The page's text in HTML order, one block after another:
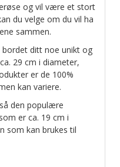
og vil være et stort
du velge om du vil ha
sammen.
bordet ditt noe unikt og
29 cm i diameter,
er de 100%
kan variere.
den populære
er ca. 19 cm i
som kan brukes til